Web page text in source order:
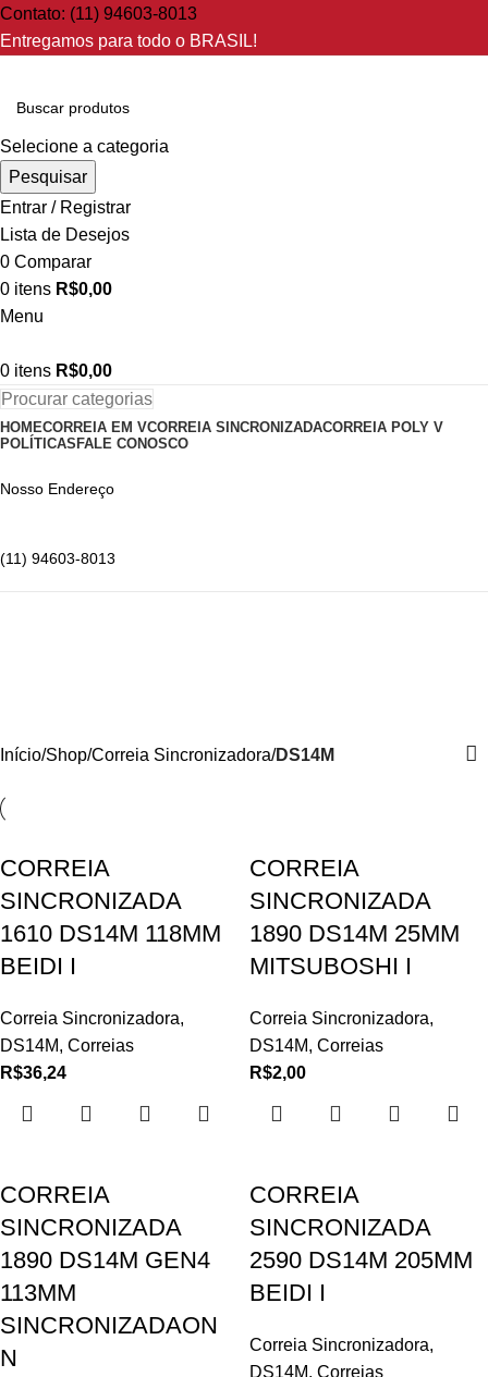
Contato: (11) 94603-8013
Entregamos para todo o BRASIL!
Selecione a categoria
Pesquisar
Entrar / Registrar
Lista de Desejos
0 Comparar
0 itens R$0,00
Menu
0 itens R$0,00
Procurar categorias
HOMECORREIA EM VCORREIA SINCRONIZADACORREIA POLY V
POLÍTICAS FALE CONOSCO
Nosso Endereço
(11) 94603-8013
Início Shop Correia Sincronizadora DS14M
CORREIA
SINCRONIZADA
1610 DS14M 118MM
BEIDI I
Correia Sincronizadora,
DS14M, Correias
R$36,24
CORREIA
SINCRONIZADA
1890 DS14M 25MM
MITSUBOSHI I
Correia Sincronizadora,
DS14M, Correias
R$2,00
CORREIA
SINCRONIZADA
1890 DS14M GEN4
113MM
SINCRONIZADAON
N
CORREIA
SINCRONIZADA
2590 DS14M 205MM
BEIDI I
Correia Sincronizadora,
DS14M, Correias